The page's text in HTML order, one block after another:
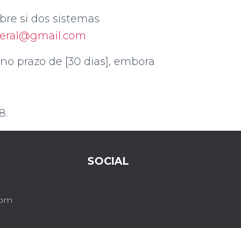
si dos sistemas
prazo de [30 dias], embora
SOCIAL